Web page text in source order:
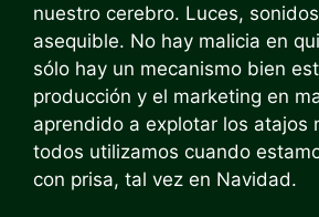
nuestro cerebro. Luces,
asequible. No hay malicia en
sólo hay un mecanismo bien
producción y el marketing en
aprendido a explotar los atajos
todos utilizamos cuando
con prisa, tal vez en Navidad.